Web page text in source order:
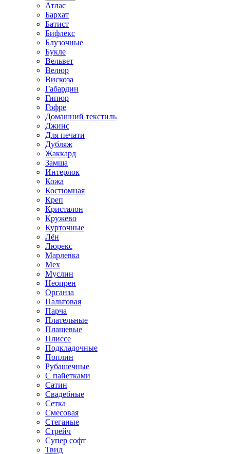
Атлас
Бархат
Батист
Бифлекс
Блузочные
Букле
Вельвет
Велюр
Вискоза
Габардин
Гипюр
Гофре
Домашний текстиль
Джинс
Для печати
Дубляж
Жаккард
Замша
Интерлок
Кожа
Костюмная
Креп
Кристалон
Кружево
Курточные
Лён
Люрекс
Марлевка
Мех
Муслин
Неопрен
Органза
Пальтовая
Парча
Плательные
Плащевые
Плиссе
Подкладочные
Поплин
Рубашечные
С пайетками
Сатин
Свадебные
Сетка
Смесовая
Стеганые
Стрейч
Супер софт
Твид